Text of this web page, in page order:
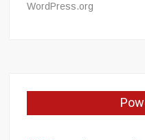
WordPress.org